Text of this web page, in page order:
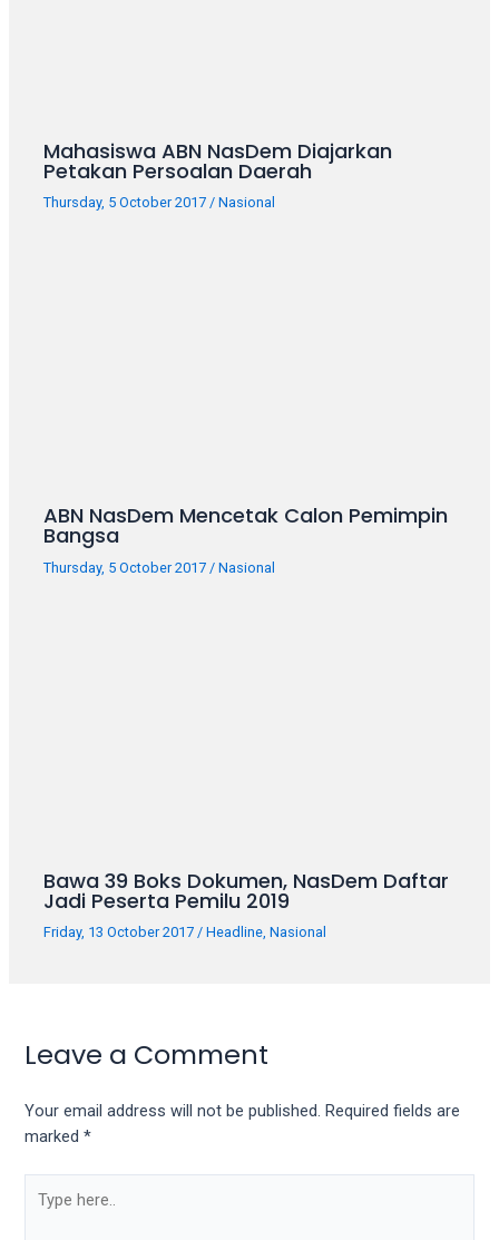
Mahasiswa ABN NasDem Diajarkan
Petakan Persoalan Daerah
Thursday, 5 October 2017/Nasional
ABN NasDem Mencetak Calon Pemimpin
Bangsa
Thursday, 5 October 2017 /Nasional
Bawa 39 Boks Dokumen, NasDem Daftar
Jadi Peserta Pemilu 2019
Friday, 13 October 2017 /Headline ,Nasional
Leave a Comment
Your email address will not be published. Required fields are
marked*